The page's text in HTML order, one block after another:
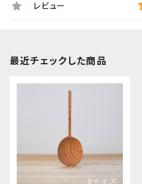
レビュー
最近チェックした商品